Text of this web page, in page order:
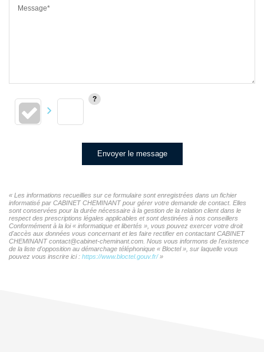
Message*
Envoyer le message
« Les informations recueillies sur ce formulaire sont enregistrées dans un fichier
informatisé par CABINET CHEMINANT pour gérer votre demande de contact. Elles
sont conservées pour la durée nécessaire à la gestion de la relation client dans le
respect des prescriptions légales applicables et sont destinées à nos conseillers
Conformément à la loi « informatique et libertés », vous pouvez exercer votre droit
d'accès aux données vous concernant et les faire rectifier en contactant CABINET
CHEMINANT contact@cabinet-cheminant.com. Nous vous informons de l'existence
de la liste d'opposition au démarchage téléphonique « Bloctel », sur laquelle vous
pouvez vous inscrire ici : https://www.bloctel.gouv.fr/»